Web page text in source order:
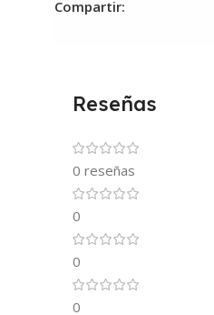
Compartir:
Reseñas
0 reseñas
0
0
0